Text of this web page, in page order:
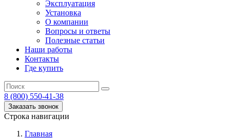
Эксплуатация
Установка
О компании
Вопросы и ответы
Полезные статьи
Наши работы
Контакты
Где купить
8 (800) 550-41-38
Заказать звонок
Строка навигации
Главная